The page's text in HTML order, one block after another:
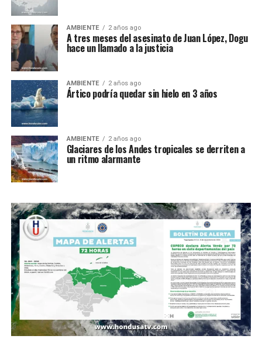
AMBIENTE 2 años ago
A tres meses del asesinato de Juan López, Dogu
hace un llamado a la justicia
AMBIENTE 2 años ago
Ártico podría quedar sin hielo en 3 años
AMBIENTE 2 años ago
Glaciares de los Andes tropicales se derriten a
un ritmo alarmante